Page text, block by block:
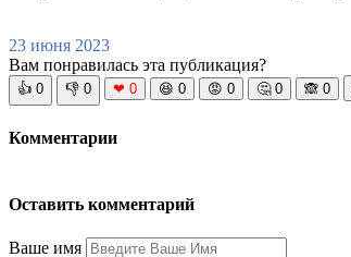
23 июня 2023
Вам понравилась эта публикация?
👍 0 👎 0 ❤ 0 😆 0 😡 0 🤔 0 🙈 0
Комментарии
Оставить комментарий
Ваше имя